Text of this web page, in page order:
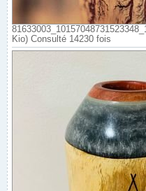
Kio) Consulté 14230 fois